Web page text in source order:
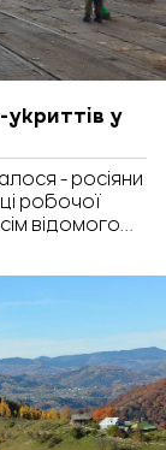
у
- росіяни
робочої
відомого
заводу.